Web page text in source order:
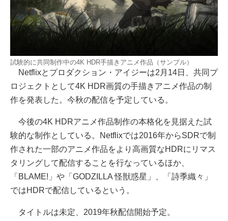
試験的に共同制作中の4K HDR手描きアニメ作品（サンプル）
Netflixとプロダクション・アイジーは2月14日、共同プ
ロジェクトとして4K HDR画質の手描きアニメ作品の制
作を発表した。今秋の配信を予定している。
今後の4K HDRアニメ作品制作の本格化を見据えた試
験的な制作としている。Netflixでは2016年からSDRで制
作された一部のアニメ作品をより高画質なHDRにリマス
タリングして配信することを行なっているほか、
「BLAME!」や「GODZILLA 怪獣惑星」、「詩季織々」
ではHDRで配信しているという。
タイトルは未定、2019年秋配信開始予定。